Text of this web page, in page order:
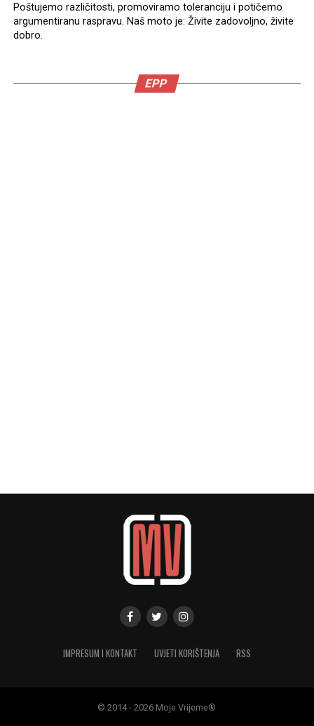
Poštujemo različitosti, promoviramo toleranciju i potičemo
argumentiranu raspravu. Naš moto je: Živite zadovoljno, živite
dobro.
EPP
IMPRESUM I KONTAKT UVJETI KORIŠTENJA RSS
© 2014 - 2026 Moje Vrijeme®